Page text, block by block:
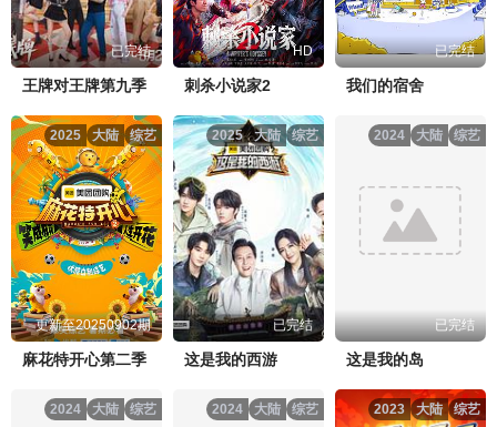
已完结
王牌对王牌第九季
HD
刺杀小说家2
已完结
我们的宿舍
综艺
大陆
2025
更新至20250902期
麻花特开心第二季
综艺
大陆
2025
已完结
这是我的西游
综艺
大陆
2024
已完结
这是我的岛
综艺
大陆
2024 综艺
大陆
2024 综艺
大陆
2023